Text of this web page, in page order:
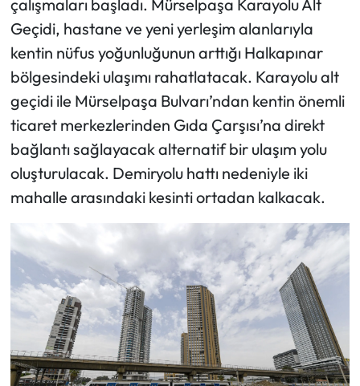
çalışmaları başladı. Mürselpaşa Karayolu Alt
Geçidi, hastane ve yeni yerleşim alanlarıyla
kentin nüfus yoğunluğunun arttığı Halkapınar
bölgesindeki ulaşımı rahatlatacak. Karayolu alt
geçidi ile Mürselpaşa Bulvarı’ndan kentin önemli
ticaret merkezlerinden Gıda Çarşısı’na direkt
bağlantı sağlayacak alternatif bir ulaşım yolu
oluşturulacak. Demiryolu hattı nedeniyle iki
mahalle arasındaki kesinti ortadan kalkacak.